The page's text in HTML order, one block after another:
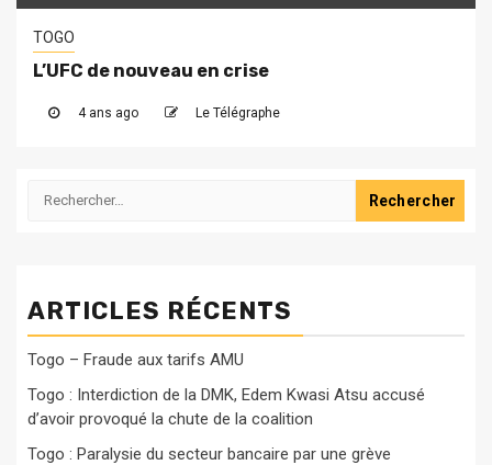
TOGO
L’UFC de nouveau en crise
4 ans ago Le Télégraphe
Rechercher :
ARTICLES RÉCENTS
Togo – Fraude aux tarifs AMU
Togo : Interdiction de la DMK, Edem Kwasi Atsu accusé
d’avoir provoqué la chute de la coalition
Togo : Paralysie du secteur bancaire par une grève